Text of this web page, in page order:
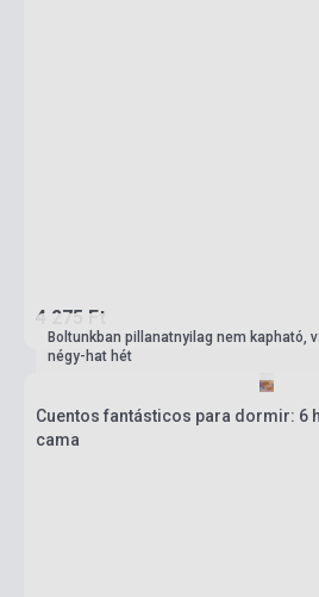
4 275 Ft
Boltunkban pillanatnyilag nem kapható,
négy-hat hét
Cuentos fantásticos para dormir: 6
cama